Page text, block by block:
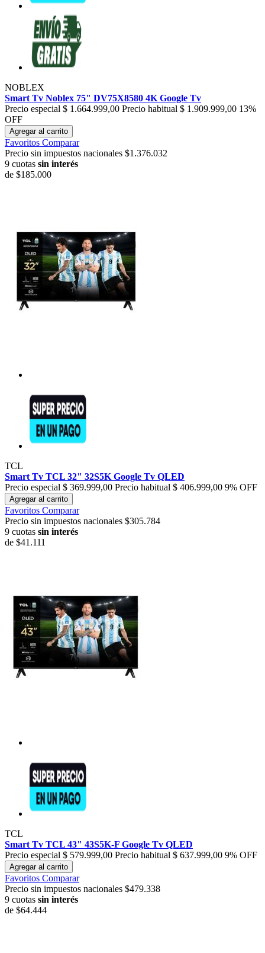
NOBLEX
Smart Tv Noblex 75" DV75X8580 4K Google Tv
Precio especial $ 1.664.999,00 Precio habitual $ 1.909.999,00 13%
OFF
Agregar al carrito
Favoritos Comparar
Precio sin impuestos nacionales $1.376.032
9 cuotas sin interés
de $185.000
TCL
Smart Tv TCL 32" 32S5K Google Tv QLED
Precio especial $ 369.999,00 Precio habitual $ 406.999,00 9% OFF
Agregar al carrito
Favoritos Comparar
Precio sin impuestos nacionales $305.784
9 cuotas sin interés
de $41.111
TCL
Smart Tv TCL 43" 43S5K-F Google Tv QLED
Precio especial $ 579.999,00 Precio habitual $ 637.999,00 9% OFF
Agregar al carrito
Favoritos Comparar
Precio sin impuestos nacionales $479.338
9 cuotas sin interés
de $64.444